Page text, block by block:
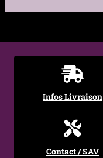
Infos Livraison
Contact / SAV